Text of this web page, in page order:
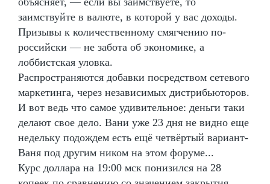
заимствуйте в валюте, в которой у вас доходы.
Призывы к количественному смягчению по-
российски — не забота об экономике, а
лоббистская уловка.
Распространяются добавки посредством сетевого
маркетинга, через независимых дистрибьюторов.
И вот ведь что самое удивительное: деньги таки
делают свое дело. Вани уже 23 дня не видно еще
недельку подождем есть ещё четвёртый вариант-
Ваня под другим ником на этом форуме...
Курс доллара на 19:00 мск понизился на 28